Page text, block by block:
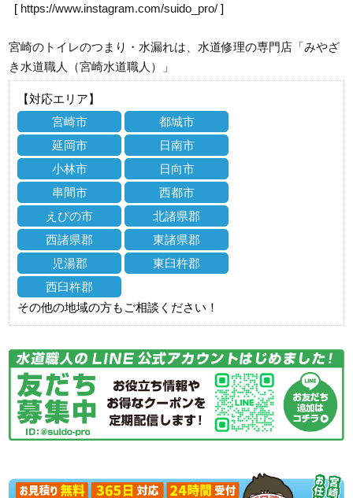
[ https://www.instagram.com/suido_pro/ ]
宮崎のトイレのつまり・水漏れは、水道修理の専門店「みやざ
き水道職人（宮崎水道職人）」
【対応エリア】
宮崎市
都城市
延岡市
日南市
小林市
日向市
串間市
西都市
えびの市
北諸県郡
西諸県郡
東諸県郡
児湯郡
東臼杵郡
西臼杵郡
その他の地域の方もご相談ください！